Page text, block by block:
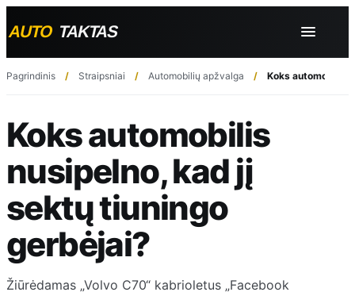
Pagrindinis Straipsniai Automobilių apžvalga Koks automobilis
Koks automobilis
nusipelno, kad jį
sektų tiuningo
gerbėjai?
Žiūrėdamas „Volvo C70“ kabrioletus „Facebook